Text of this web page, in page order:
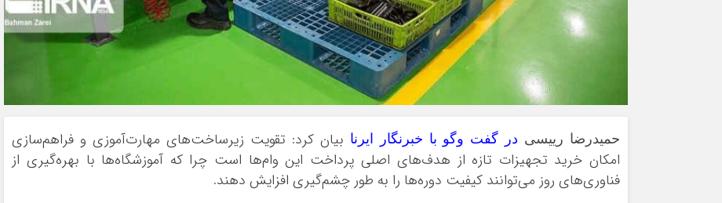
آمریکا و اروپا
اینفوگرافی
عکس
اردبیل
اصفهان
بوشهر
چهار محال و بختیاری
حمیدرضا رییسی در گفت وگو با خبرنگار ایرنا بیان کرد: تقویت زیرساخت‌های مهارت‌آموزی و فراهم‌سازی
امکان خرید تجهیزات تازه از هدف‌های اصلی پرداخت این وام‌ها است چرا که آموزشگاه‌ها با بهره‌گیری از
فناوری‌های روز می‌توانند کیفیت دوره‌ها را به‌ طور چشم‌گیری افزایش دهند.